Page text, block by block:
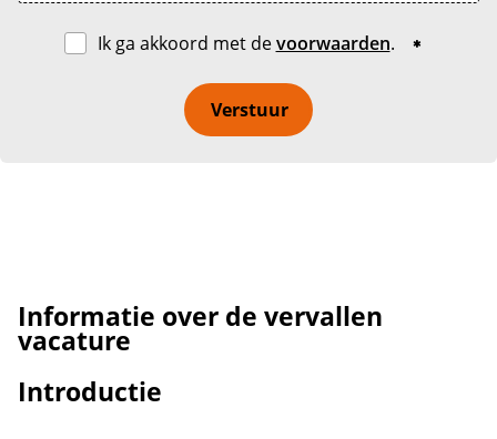
Ik ga akkoord met devoorwaarden.
Verstuur
Informatie over de vervallen
vacature
Introductie